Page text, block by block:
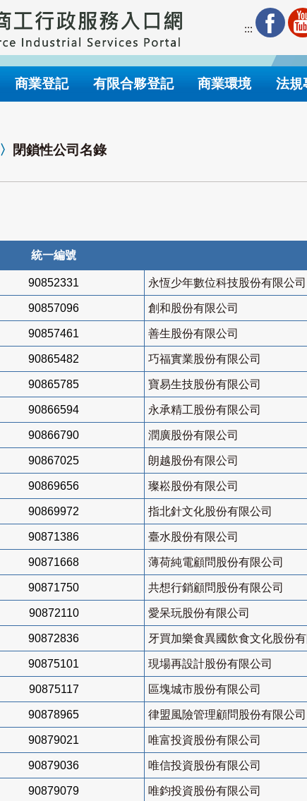
:::
商業登記 有限合夥登記 商業環境 法規
〉 閉鎖性公司名錄
統一編號
90852331 永恆少年數位科技股份有限公司
90857096 創和股份有限公司
90857461 善生股份有限公司
90865482 巧福實業股份有限公司
90865785 寶易生技股份有限公司
90866594 永承精工股份有限公司
90866790 潤廣股份有限公司
90867025 朗越股份有限公司
90869656 璨崧股份有限公司
90869972 指北針文化股份有限公司
90871386 臺水股份有限公司
90871668 薄荷純電顧問股份有限公司
90871750 共想行銷顧問股份有限公司
90872110 愛呆玩股份有限公司
90872836 牙買加樂食異國飲食文化股份有
90875101 現場再設計股份有限公司
90875117 區塊城市股份有限公司
90878965 律盟風險管理顧問股份有限公司
90879021 唯富投資股份有限公司
90879036 唯信投資股份有限公司
90879079 唯鈞投資股份有限公司